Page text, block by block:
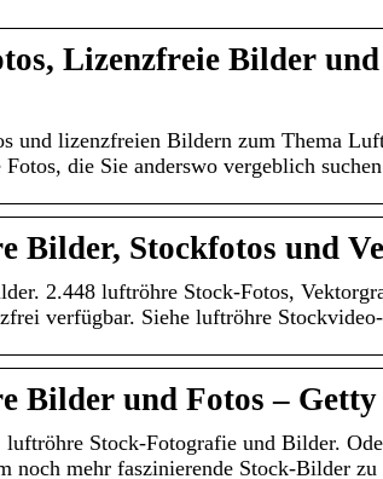
Lizenzfreie Bilder
und lizenzfreien Bildern zum Thema
die Sie anderswo vergeblich
Bilder, Stockfotos und
2.448 luftröhre Stock-Fotos,
verfügbar. Siehe luftröhre
Bilder und Fotos – Getty
Stock-Fotografie und Bilder.
noch mehr faszinierende Stock-Bilder zu